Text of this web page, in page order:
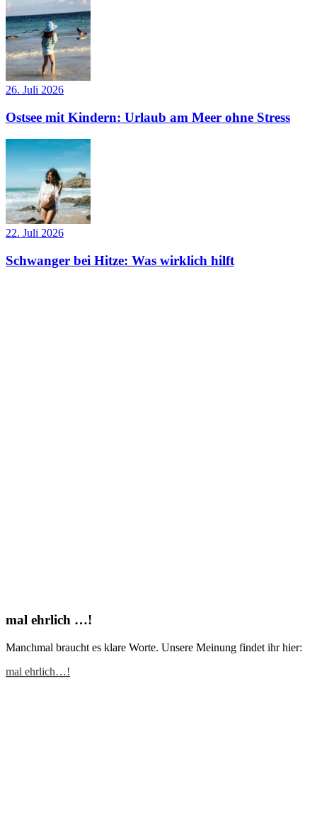
26. Juli 2026
Ostsee mit Kindern: Urlaub am Meer ohne Stress
22. Juli 2026
Schwanger bei Hitze: Was wirklich hilft
mal ehrlich …!
Manchmal braucht es klare Worte. Unsere Meinung findet ihr hier:
mal ehrlich…!